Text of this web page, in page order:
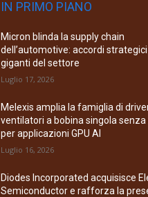
IN PRIMO PIANO
Micron blinda la supply chain
dell’automotive: accordi strategici
giganti del settore
Luglio 17, 2026
Melexis amplia la famiglia di
ventilatori a bobina singola senza
per applicazioni GPU AI
Luglio 16, 2026
Diodes Incorporated acquisisce
Semiconductor e rafforza la